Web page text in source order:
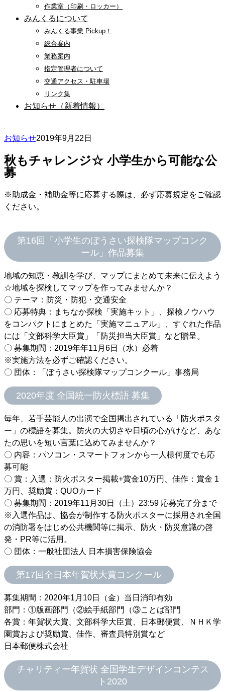
作業室（印刷・ロッカー）
みんくるについて
みんくる事業 Pickup！
総合案内
業務案内
指定管理者について
交通アクセス・駐車場
リンク集
お知らせ（新着情報）
お知らせ2019年9月22日
秋もチャレンジ☆ 小学生から可能な公
募
※助成金・補助金等に応募する際は、必ず応募規定をご確認
ください。
第16回「小学生のぼうさい探検隊マップコンク
ール」作品募集
地域の知恵・教訓を学び、マップにまとめて未来に伝えよう
☆地域を探検してマップを作ってみませんか？
〇 テーマ：防災・防犯・交通安全
〇 応募特典：まちなか探検「実施キット」、探検ノウハウ
をコンパクトにまとめた「実施マニュアル」、すぐれた作品
には「文部科学大臣賞」「防災担当大臣賞」など贈呈。
〇 募集期間：2019年年11月6日（水）必着
※実施方法を必ずご確認ください。
〇 団体：「ぼうさい探検隊マップコンクール」事務局
2020年度 全国統一防火標語 募集
毎年、若手芸能人の出演で全国掲出されている「防火ポスタ
ー」の標語を募集。防火の大切さや日頃の心がけなど、あな
たの思いを短い言葉に込めてみませんか？
〇 内容：パソコン・スマートフォンから一人様何度でも応
募可能
〇 賞：入選：防火ポスター掲載+賞金10万円、佳作：賞金 1
万円、奨励賞：QUOカード
〇 募集期間：2019年11月30日（土）23:59 応募完了分まで
※入選作品は、協会が制作する防火ポスターに採用され全国
の消防署をはじめ公共機関等に掲示、防火・防災意識の啓
発・PR等に活用。
〇 団体：一般社団法人 日本損害保険協会
第17回全日本年賀状大賞コンクール
募集期間：2020年1月10日（金）当日消印有効
部門：①版画部門（②絵手紙部門（③ことば部門
各賞：年賀状大賞、文部科学大臣賞、日本郵便賞、ＮＨＫ学
園賞および奨励賞、佳作、審査員特別賞など
日本郵便株式会社
チャリティー年賀状 全国学生デザインコンテス
ト2020